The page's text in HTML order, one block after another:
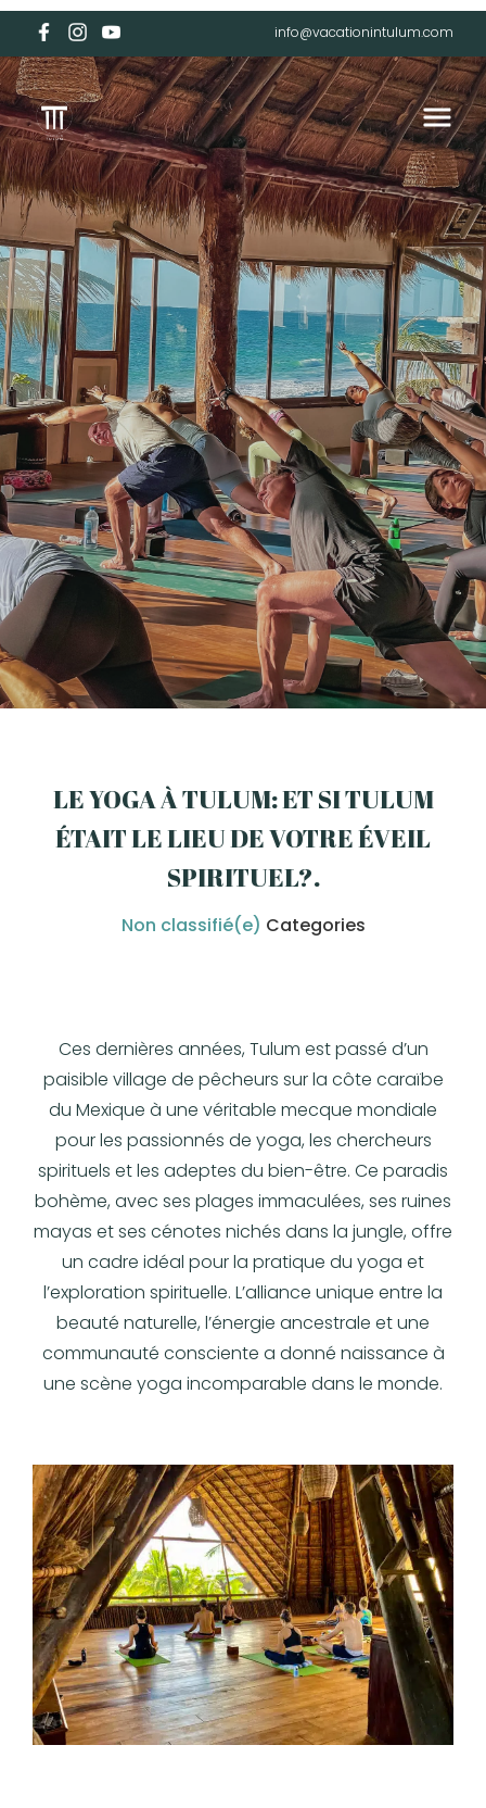
info@vacationintulum.com
LE YOGA À TULUM: ET SI TULUM
ÉTAIT LE LIEU DE VOTRE ÉVEIL
SPIRITUEL?.
Non classifié(e) Categories
Ces dernières années, Tulum est passé d’un
paisible village de pêcheurs sur la côte caraïbe
du Mexique à une véritable mecque mondiale
pour les passionnés de yoga, les chercheurs
spirituels et les adeptes du bien-être. Ce paradis
bohème, avec ses plages immaculées, ses ruines
mayas et ses cénotes nichés dans la jungle, offre
un cadre idéal pour la pratique du yoga et
l’exploration spirituelle. L’alliance unique entre la
beauté naturelle, l’énergie ancestrale et une
communauté consciente a donné naissance à
une scène yoga incomparable dans le monde.